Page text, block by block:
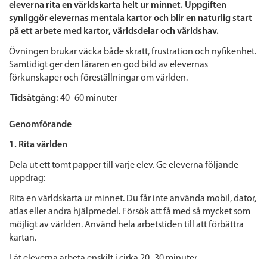
eleverna rita en världskarta helt ur minnet. Uppgiften
synliggör elevernas mentala kartor och blir en naturlig start
på ett arbete med kartor, världsdelar och världshav.
Övningen brukar väcka både skratt, frustration och nyfikenhet.
Samtidigt ger den läraren en god bild av elevernas
förkunskaper och föreställningar om världen.
Tidsåtgång: 40–60 minuter
Genomförande
1. Rita världen
Dela ut ett tomt papper till varje elev.Ge eleverna följande
uppdrag:
Rita en världskarta ur minnet. Du får inte använda mobil, dator,
atlas eller andra hjälpmedel. Försök att få med så mycket som
möjligt av världen. Använd hela arbetstiden till att förbättra
kartan.